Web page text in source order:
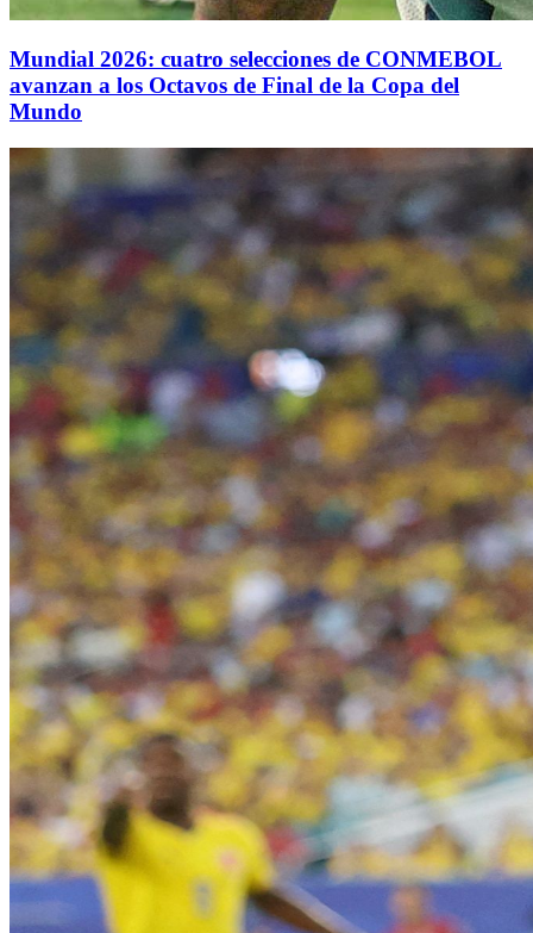
Mundial 2026: cuatro selecciones de CONMEBOL
avanzan a los Octavos de Final de la Copa del
Mundo